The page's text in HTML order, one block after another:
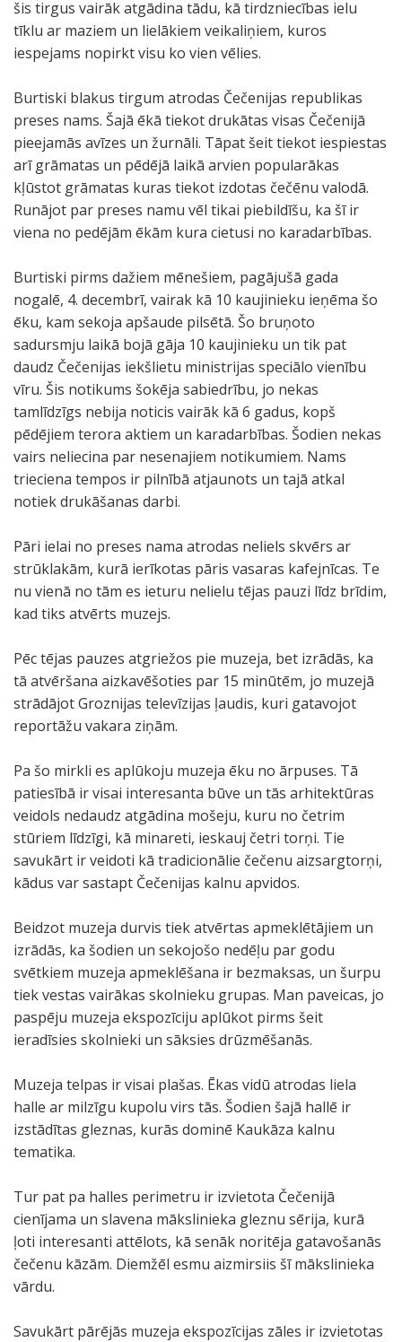
šis tirgus vairāk atgādina tādu, kā tirdzniecības ielu
tīklu ar maziem un lielākiem veikaliņiem, kuros
iespejams nopirkt visu ko vien vēlies.
Burtiski blakus tirgum atrodas Čečenijas republikas
preses nams. Šajā ēkā tiekot drukātas visas Čečenijā
pieejamās avīzes un žurnāli. Tāpat šeit tiekot iespiestas
arī grāmatas un pēdējā laikā arvien popularākas
kļūstot grāmatas kuras tiekot izdotas čečēnu valodā.
Runājot par preses namu vēl tikai piebildīšu, ka šī ir
viena no pedējām ēkām kura cietusi no karadarbības.
Burtiski pirms dažiem mēnešiem, pagājušā gada
nogalē, 4. decembrī, vairak kā 10 kaujinieku ieņēma šo
ēku, kam sekoja apšaude pilsētā. Šo bruņoto
sadursmju laikā bojā gāja 10 kaujinieku un tik pat
daudz Čečenijas iekšlietu ministrijas speciālo vienību
vīru. Šis notikums šokēja sabiedrību, jo nekas
tamlīdzīgs nebija noticis vairāk kā 6 gadus, kopš
pēdējiem terora aktiem un karadarbības. Šodien nekas
vairs neliecina par nesenajiem notikumiem. Nams
trieciena tempos ir pilnībā atjaunots un tajā atkal
notiek drukāšanas darbi.
Pāri ielai no preses nama atrodas neliels skvērs ar
strūklakām, kurā ierīkotas pāris vasaras kafejnīcas. Te
nu vienā no tām es ieturu nelielu tējas pauzi līdz brīdim,
kad tiks atvērts muzejs.
Pēc tējas pauzes atgriežos pie muzeja, bet izrādās, ka
tā atvēršana aizkavēšoties par 15 minūtēm, jo muzejā
strādājot Groznijas televīzijas ļaudis, kuri gatavojot
reportāžu vakara ziņām.
Pa šo mirkli es aplūkoju muzeja ēku no ārpuses. Tā
patiesībā ir visai interesanta būve un tās arhitektūras
veidols nedaudz atgādina mošeju, kuru no četrim
stūriem līdzīgi, kā minareti, ieskauj četri torņi. Tie
savukārt ir veidoti kā tradicionālie čečenu aizsargtorņi,
kādus var sastapt Čečenijas kalnu apvidos.
Beidzot muzeja durvis tiek atvērtas apmeklētājiem un
izrādās, ka šodien un sekojošo nedēļu par godu
svētkiem muzeja apmeklēšana ir bezmaksas, un šurpu
tiek vestas vairākas skolnieku grupas. Man paveicas, jo
paspēju muzeja ekspozīciju aplūkot pirms šeit
ieradīsies skolnieki un sāksies drūzmēšanās.
Muzeja telpas ir visai plašas. Ēkas vidū atrodas liela
halle ar milzīgu kupolu virs tās. Šodien šajā hallē ir
izstādītas gleznas, kurās dominē Kaukāza kalnu
tematika.
Tur pat pa halles perimetru ir izvietota Čečenijā
cienījama un slavena mākslinieka gleznu sērija, kurā
ļoti interesanti attēlots, kā senāk noritēja gatavošanās
čečenu kāzām. Diemžēl esmu aizmirsiis šī mākslinieka
vārdu.
Savukārt pārējās muzeja ekspozīcijas zāles ir izvietotas